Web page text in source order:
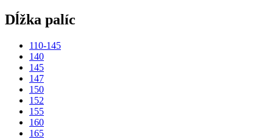
Dĺžka palíc
110-145
140
145
147
150
152
155
160
165